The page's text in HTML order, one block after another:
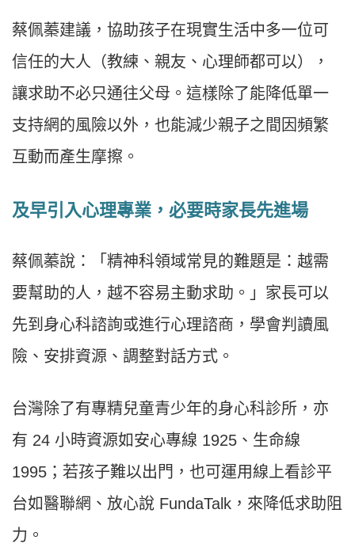
蔡佩蓁建議，協助孩子在現實生活中多一位可
信任的大人（教練、親友、心理師都可以），
讓求助不必只通往父母。這樣除了能降低單一
支持網的風險以外，也能減少親子之間因頻繁
互動而產生摩擦。
及早引入心理專業，必要時家長先進場
蔡佩蓁說：「精神科領域常見的難題是：越需
要幫助的人，越不容易主動求助。」家長可以
先到身心科諮詢或進行心理諮商，學會判讀風
險、安排資源、調整對話方式。
台灣除了有專精兒童青少年的身心科診所，亦
有 24 小時資源如安心專線 1925、生命線
1995；若孩子難以出門，也可運用線上看診平
台如醫聯網、放心說 FundaTalk，來降低求助阻
力。